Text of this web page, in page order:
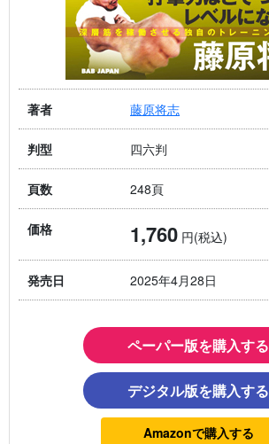
著者 藤原将志
判型 四六判
頁数 248頁
価格 1,760 円(税込)
発売日 2025年4月28日
ペーパー版を購入する
デジタル版を購入する
Amazonで購入する